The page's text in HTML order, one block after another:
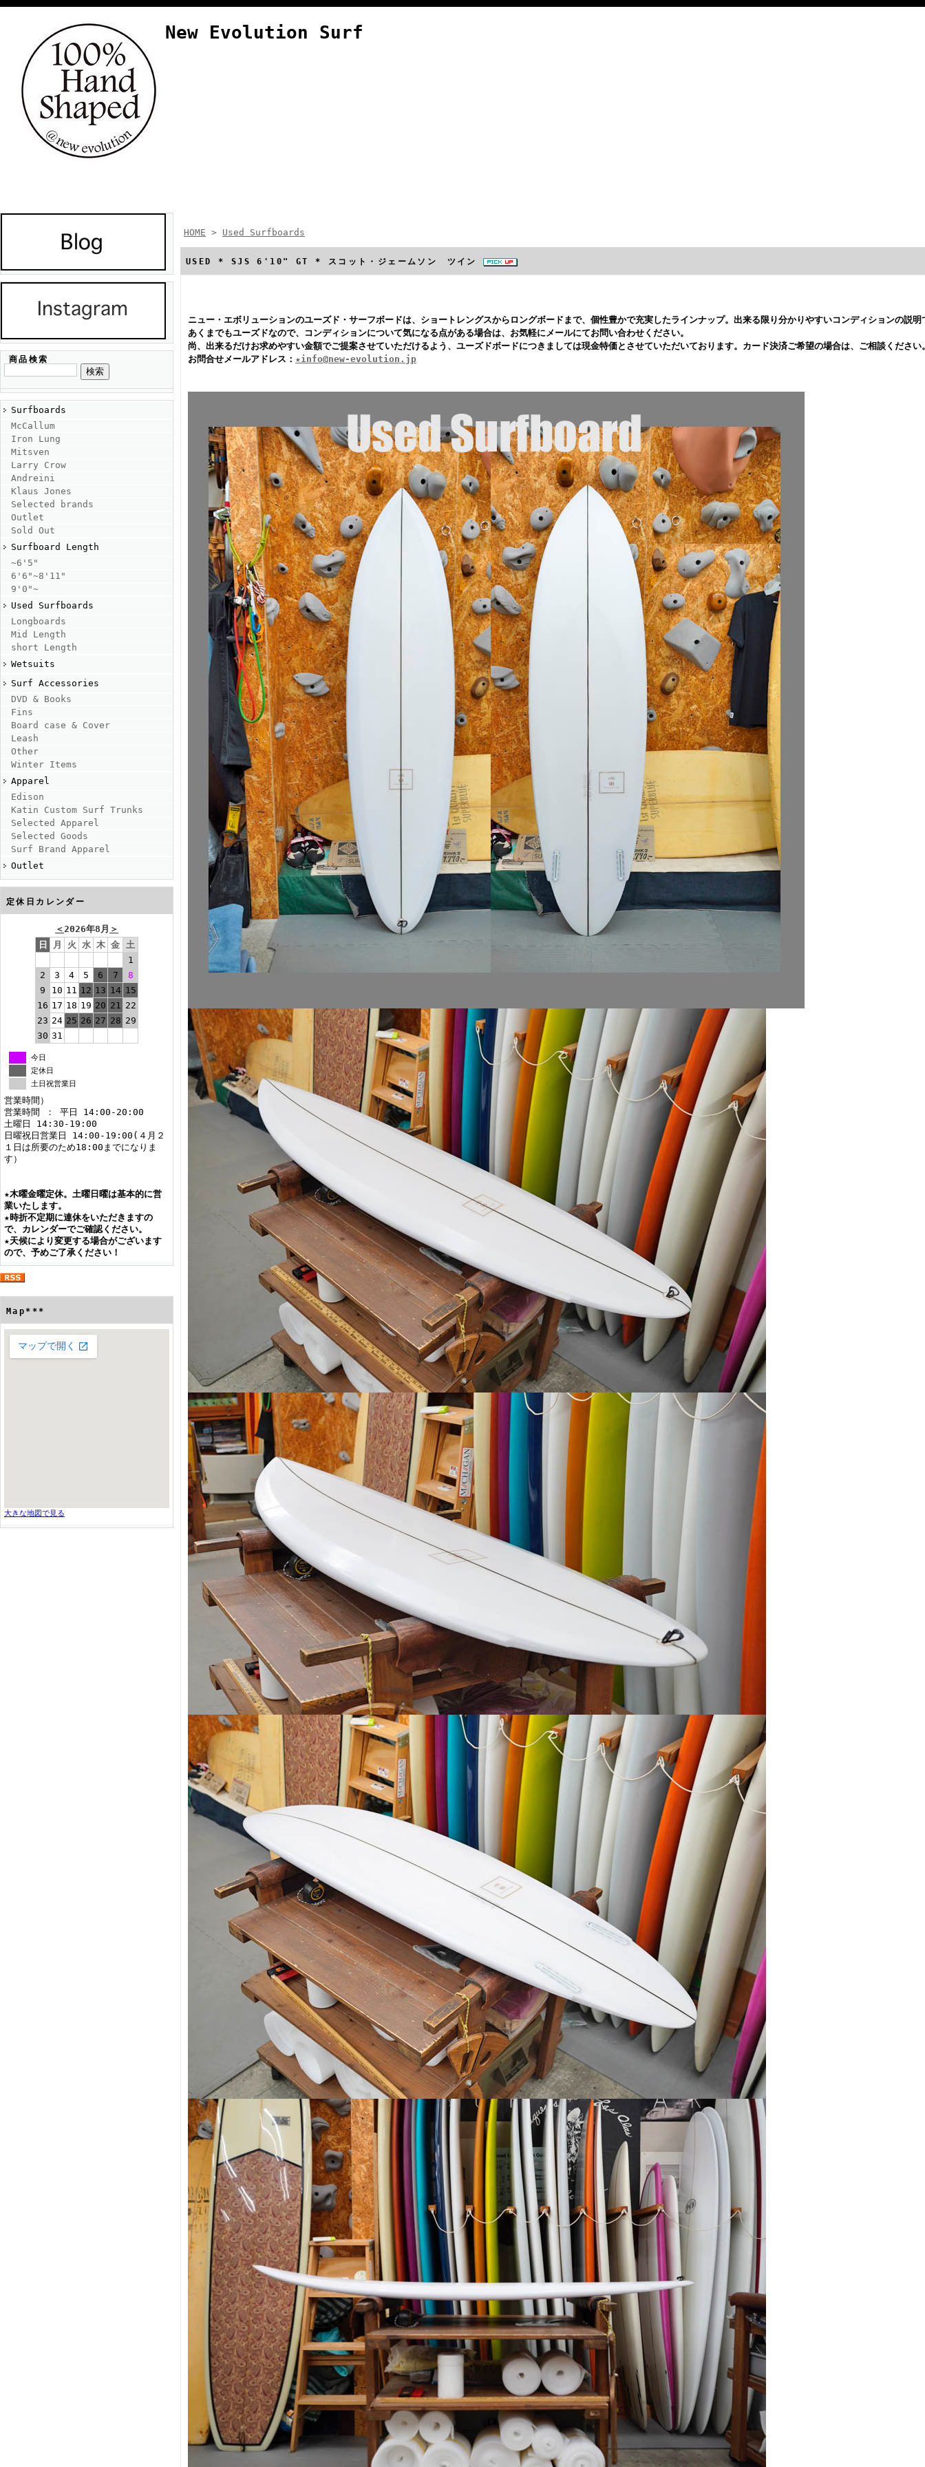
New Evolution Surf
商品検索
Surfboards
McCallum
Iron Lung
Mitsven
Larry Crow
Andreini
Klaus Jones
Selected brands
Outlet
Sold Out
Surfboard Length
~6'5"
6'6"~8'11"
9'0"~
Used Surfboards
Longboards
Mid Length
short Length
Wetsuits
Surf Accessories
DVD & Books
Fins
Board case & Cover
Leash
Other
Winter Items
Apparel
Edison
Katin Custom Surf Trunks
Selected Apparel
Selected Goods
Surf Brand Apparel
Outlet
定休日カレンダー
＜2026年8月 ＞
日
月 火 水 木 金 土
1
2
3 4 5 6 7
8
9
10 11 12 13 14 15
16 17 18 19 20 21 22
23 24 25 26 27 28 29
30 31
今日
定休日
土日祝営業日
営業時間）
営業時間 ： 平日 14:00-20:00
土曜日 14:30-19:00
日曜祝日営業日 14:00-19:00(４月２
１日は所要のため18:00までになりま
す）
★木曜金曜定休。土曜日曜は基本的に営
業いたします。
★時折不定期に連休をいただきますの
で、カレンダーでご確認ください。
★天候により変更する場合がございます
ので、予めご了承ください！
Map***
大きな地図で見る
HOME > Used Surfboards
USED * SJS 6'10" GT * スコット・ジェームソン ツイン
ニュー・エボリューションのユーズド・サーフボードは、ショートレングスからロングボードまで、個性豊かで充実したラインナップ。出来る限り分かりやすいコンディションの説
あくまでもユーズドなので、コンディションについて気になる点がある場合は、お気軽にメールにてお問い合わせください。
尚、出来るだけお求めやすい金額でご提案させていただけるよう、ユーズドボードにつきましては現金特価とさせていただいております。カード決済ご希望の場合は、ご相談ください
お問合せメールアドレス： ★info@new-evolution.jp